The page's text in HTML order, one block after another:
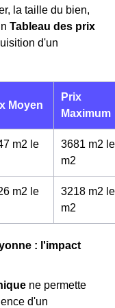
la taille du bien,
Tableau des prix
d'un
Moyen
Prix
Maximum
m2 le
3681 m2 le
m2
m2 le
3218 m2 le
m2
: l'impact
ne permette
d'un